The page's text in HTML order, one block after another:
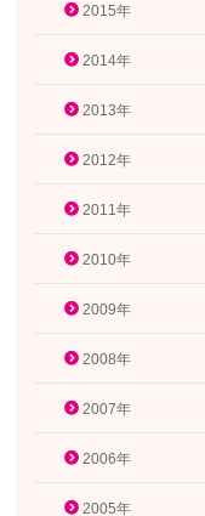
2015年
2014年
2013年
2012年
2011年
2010年
2009年
2008年
2007年
2006年
2005年